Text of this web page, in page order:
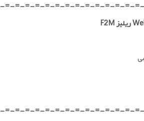
-=-=-=-=-=-=-=-=-=-=-=-=-=-
-=-=-=-=-=-=-=-=-=-=-=-=-=-